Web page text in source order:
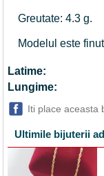
Greutate: 4.3 g.
Modelul este
Latime:
Lungime:
Iti place aceasta
Ultimile bijuterii